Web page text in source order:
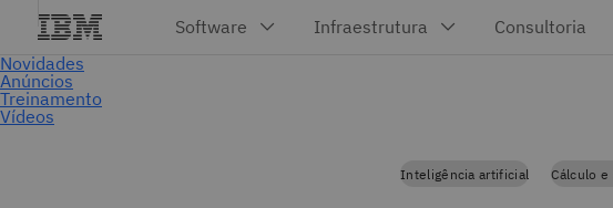
Inteligência artificial Cálculo e